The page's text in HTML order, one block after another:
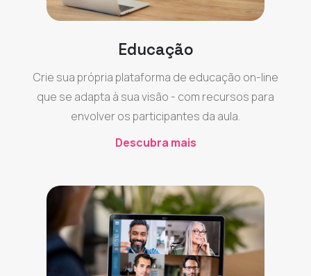
Educação
Crie sua própria plataforma de educação on-line
que se adapta à sua visão - com recursos para
envolver os participantes da aula.
Descubra mais